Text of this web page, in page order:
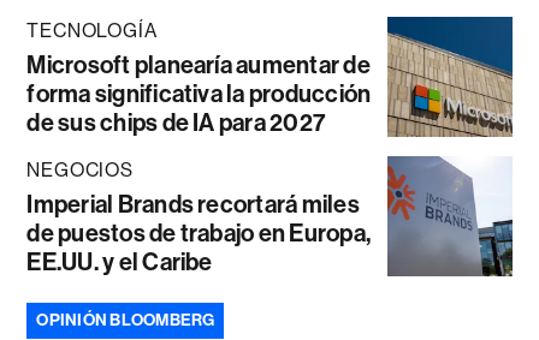
TECNOLOGÍA
Microsoft planearía aumentar de
forma significativa la producción
de sus chips de IA para 2027
NEGOCIOS
Imperial Brands recortará miles
de puestos de trabajo en Europa,
EE.UU. y el Caribe
OPINIÓN BLOOMBERG